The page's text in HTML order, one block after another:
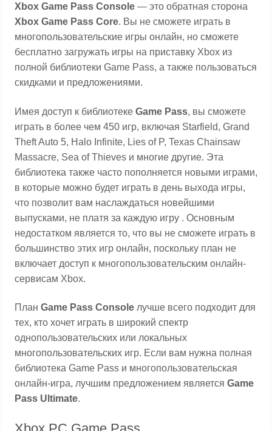
Xbox Game Pass Console — это обратная сторона
Xbox Game Pass Core. Вы не сможете играть в
многопользовательские игры онлайн, но сможете
бесплатно загружать игры на приставку Xbox из
полной библиотеки Game Pass, а также пользоваться
скидками и предложениями.
Имея доступ к библиотеке Game Pass, вы сможете
играть в более чем 450 игр, включая Starfield, Grand
Theft Auto 5, Halo Infinite, Lies of P, Texas Chainsaw
Massacre, Sea of ​​Thieves и многие другие. Эта
библиотека также часто пополняется новыми играми,
в которые можно будет играть в день выхода игры,
что позволит вам наслаждаться новейшими
выпусками, не платя за каждую игру . Основным
недостатком является то, что вы не сможете играть в
большинство этих игр онлайн, поскольку план не
включает доступ к многопользовательским онлайн-
сервисам Xbox.
План Game Pass Console лучше всего подходит для
тех, кто хочет играть в широкий спектр
однопользовательских или локальных
многопользовательских игр. Если вам нужна полная
библиотека Game Pass и многопользовательская
онлайн-игра, лучшим предложением является Game
Pass Ultimate.